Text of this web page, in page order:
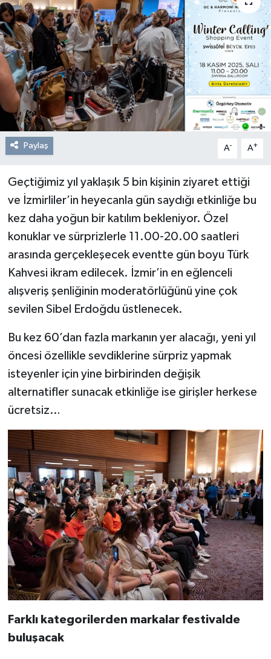
Paylaş A- A+
Geçtiğimiz yıl yaklaşık 5 bin kişinin ziyaret ettiği
ve İzmirliler’in heyecanla gün saydığı etkinliğe bu
kez daha yoğun bir katılım bekleniyor. Özel
konuklar ve sürprizlerle 11.00-20.00 saatleri
arasında gerçekleşecek eventte gün boyu Türk
Kahvesi ikram edilecek. İzmir’in en eğlenceli
alışveriş şenliğinin moderatörlüğünü yine çok
sevilen Sibel Erdoğdu üstlenecek.
Bu kez 60’dan fazla markanın yer alacağı, yeni yıl
öncesi özellikle sevdiklerine sürpriz yapmak
isteyenler için yine birbirinden değişik
alternatifler sunacak etkinliğe ise girişler herkese
ücretsiz…
Farklı kategorilerden markalar festivalde
buluşacak